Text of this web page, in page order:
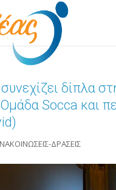
δίπλα
Socca και
ΔΡΑΣΕΙΣ